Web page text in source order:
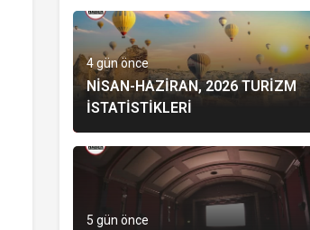
4 gün önce
NISAN-HAZIRAN, 2026 TURIZM
İSTATISTIKLERI
5 gün önce